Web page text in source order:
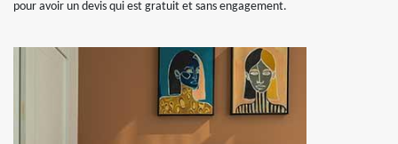
pour avoir un devis qui est gratuit et sans engagement.